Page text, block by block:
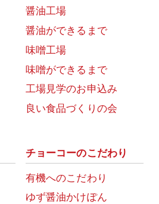
醤油工場
醤油ができるまで
味噌工場
味噌ができるまで
工場見学のお申込み
良い食品づくりの会
チョーコーのこだわり
有機へのこだわり
ゆず醤油かけぽん